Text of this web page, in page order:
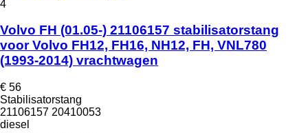
4
Volvo FH (01.05-) 21106157 stabilisatorstang
voor Volvo FH12, FH16, NH12, FH, VNL780
(1993-2014) vrachtwagen
€ 56
Stabilisatorstang
21106157 20410053
diesel